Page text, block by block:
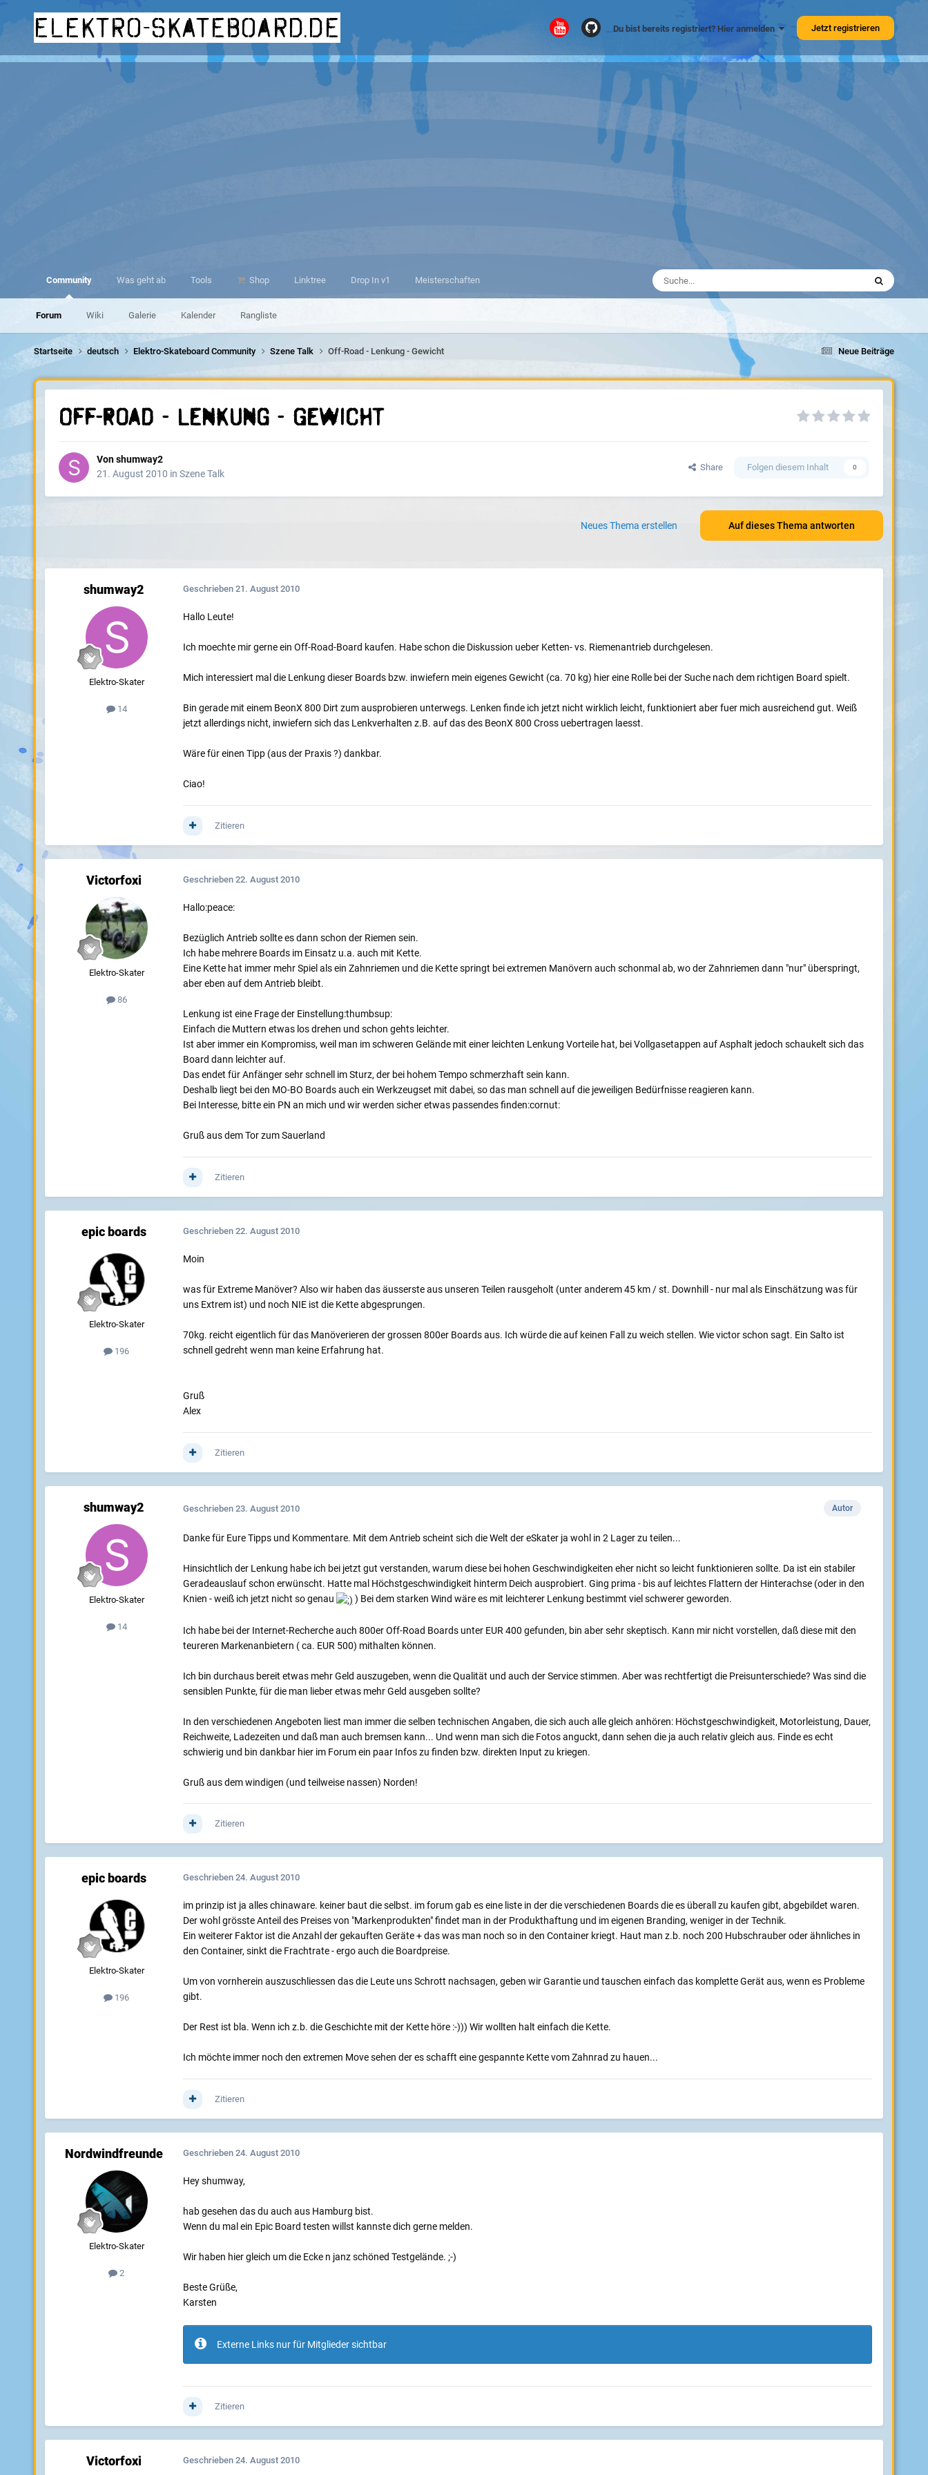
elektro-skateboard.de Du bist bereits registriert? Hier anmelden Jetzt registrieren
Community
Forum Wiki Galerie Kalender Rangliste
Was geht ab Tools Shop Linktree Drop In v1 Meisterschaften
Neue Beiträge
Startseite deutsch Elektro-Skateboard Community Szene Talk Off-Road - Lenkung - Gewicht
Off-Road - Lenkung - Gewicht
Vonshumway2
21. August 2010 in Szene Talk
Share Folgen diesem Inhalt 0
Auf dieses Thema antworten
Neues Thema erstellen
shumway2
Elektro-Skater
14
Geschrieben 21. August 2010
Hallo Leute!
Ich moechte mir gerne ein Off-Road-Board kaufen. Habe schon die Diskussion ueber Ketten- vs. Riemenantrieb durchgelesen.
Mich interessiert mal die Lenkung dieser Boards bzw. inwiefern mein eigenes Gewicht (ca. 70 kg) hier eine Rolle bei der Suche nach dem richtigen Board spielt.
Bin gerade mit einem BeonX 800 Dirt zum ausprobieren unterwegs. Lenken finde ich jetzt nicht wirklich leicht, funktioniert aber fuer mich ausreichend gut. Weiß
jetzt allerdings nicht, inwiefern sich das Lenkverhalten z.B. auf das des BeonX 800 Cross uebertragen laesst.
Wäre für einen Tipp (aus der Praxis ?) dankbar.
Ciao!
Zitieren
Victorfoxi
Elektro-Skater
86
Geschrieben 22. August 2010
Hallo:peace:
Bezüglich Antrieb sollte es dann schon der Riemen sein.
Ich habe mehrere Boards im Einsatz u.a. auch mit Kette.
Eine Kette hat immer mehr Spiel als ein Zahnriemen und die Kette springt bei extremen Manövern auch schonmal ab, wo der Zahnriemen dann "nur" überspringt,
aber eben auf dem Antrieb bleibt.
Lenkung ist eine Frage der Einstellung:thumbsup:
Einfach die Muttern etwas los drehen und schon gehts leichter.
Ist aber immer ein Kompromiss, weil man im schweren Gelände mit einer leichten Lenkung Vorteile hat, bei Vollgasetappen auf Asphalt jedoch schaukelt sich das
Board dann leichter auf.
Das endet für Anfänger sehr schnell im Sturz, der bei hohem Tempo schmerzhaft sein kann.
Deshalb liegt bei den MO-BO Boards auch ein Werkzeugset mit dabei, so das man schnell auf die jeweiligen Bedürfnisse reagieren kann.
Bei Interesse, bitte ein PN an mich und wir werden sicher etwas passendes finden:cornut:
Gruß aus dem Tor zum Sauerland
Zitieren
epic boards
Elektro-Skater
196
Geschrieben 22. August 2010
Moin
was für Extreme Manöver? Also wir haben das äusserste aus unseren Teilen rausgeholt (unter anderem 45 km / st. Downhill - nur mal als Einschätzung was für
uns Extrem ist) und noch NIE ist die Kette abgesprungen.
70kg. reicht eigentlich für das Manöverieren der grossen 800er Boards aus. Ich würde die auf keinen Fall zu weich stellen. Wie victor schon sagt. Ein Salto ist
schnell gedreht wenn man keine Erfahrung hat.
Gruß
Alex
Zitieren
shumway2
Elektro-Skater
14
Autor
Geschrieben 23. August 2010
Danke für Eure Tipps und Kommentare. Mit dem Antrieb scheint sich die Welt der eSkater ja wohl in 2 Lager zu teilen...
Hinsichtlich der Lenkung habe ich bei jetzt gut verstanden, warum diese bei hohen Geschwindigkeiten eher nicht so leicht funktionieren sollte. Da ist ein stabiler
Geradeauslauf schon erwünscht. Hatte mal Höchstgeschwindigkeit hinterm Deich ausprobiert. Ging prima - bis auf leichtes Flattern der Hinterachse (oder in den
Knien - weiß ich jetzt nicht so genau
) Bei dem starken Wind wäre es mit leichterer Lenkung bestimmt viel schwerer geworden.
Ich habe bei der Internet-Recherche auch 800er Off-Road Boards unter EUR 400 gefunden, bin aber sehr skeptisch. Kann mir nicht vorstellen, daß diese mit den
teureren Markenanbietern ( ca. EUR 500) mithalten können.
Ich bin durchaus bereit etwas mehr Geld auszugeben, wenn die Qualität und auch der Service stimmen. Aber was rechtfertigt die Preisunterschiede? Was sind die
sensiblen Punkte, für die man lieber etwas mehr Geld ausgeben sollte?
In den verschiedenen Angeboten liest man immer die selben technischen Angaben, die sich auch alle gleich anhören: Höchstgeschwindigkeit, Motorleistung, Dauer,
Reichweite, Ladezeiten und daß man auch bremsen kann... Und wenn man sich die Fotos anguckt, dann sehen die ja auch relativ gleich aus. Finde es echt
schwierig und bin dankbar hier im Forum ein paar Infos zu finden bzw. direkten Input zu kriegen.
Gruß aus dem windigen (und teilweise nassen) Norden!
Zitieren
epic boards
Elektro-Skater
196
Geschrieben 24. August 2010
im prinzip ist ja alles chinaware. keiner baut die selbst. im forum gab es eine liste in der die verschiedenen Boards die es überall zu kaufen gibt, abgebildet waren.
Der wohl grösste Anteil des Preises von "Markenprodukten" findet man in der Produkthaftung und im eigenen Branding, weniger in der Technik.
Ein weiterer Faktor ist die Anzahl der gekauften Geräte + das was man noch so in den Container kriegt. Haut man z.b. noch 200 Hubschrauber oder ähnliches in
den Container, sinkt die Frachtrate - ergo auch die Boardpreise.
Um von vornherein auszuschliessen das die Leute uns Schrott nachsagen, geben wir Garantie und tauschen einfach das komplette Gerät aus, wenn es Probleme
gibt.
Der Rest ist bla. Wenn ich z.b. die Geschichte mit der Kette höre :-))) Wir wollten halt einfach die Kette.
Ich möchte immer noch den extremen Move sehen der es schafft eine gespannte Kette vom Zahnrad zu hauen...
Zitieren
Nordwindfreunde
Elektro-Skater
2
Geschrieben 24. August 2010
Hey shumway,
hab gesehen das du auch aus Hamburg bist.
Wenn du mal ein Epic Board testen willst kannste dich gerne melden.
Wir haben hier gleich um die Ecke n janz schöned Testgelände. ;-)
Beste Grüße,
Karsten
Externe Links nur für Mitglieder sichtbar
Zitieren
Victorfoxi Geschrieben 24. August 2010